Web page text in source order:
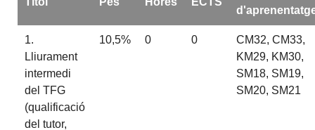
1.
Lliurament
intermedi
del TFG
(qualificació
del tutor,
10,5% 0 0
CM32, CM33,
KM29, KM30,
SM18, SM19,
SM20, SM21